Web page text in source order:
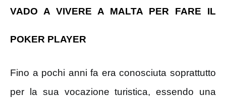
VADO A VIVERE A MALTA PER FARE IL
POKER PLAYER
Fino a pochi anni fa era conosciuta soprattutto
per la sua vocazione turistica, essendo una